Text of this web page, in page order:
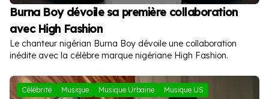
Burna Boy dévoile sa première collaboration
avec High Fashion
Le chanteur nigérian Burna Boy dévoile une collaboration
inédite avec la célèbre marque nigériane High Fashion.
Célébrité Musique Musique Urbaine Musique US